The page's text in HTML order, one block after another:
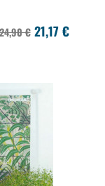
€ 21,17 €